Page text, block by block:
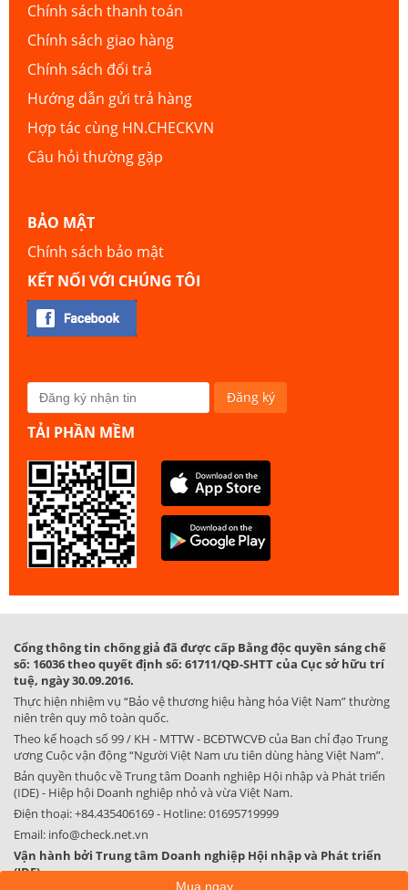
Chính sách thanh toán
Chính sách giao hàng
Chính sách đổi trả
Hướng dẫn gửi trả hàng
Hợp tác cùng HN.CHECKVN
Câu hỏi thường gặp
BẢO MẬT
Chính sách bảo mật
KẾT NỐI VỚI CHÚNG TÔI
TẢI PHẦN MỀM
Cổng thông tin chống giả đã được cấp Bằng độc quyền sáng chế
số: 16036 theo quyết định số: 61711/QĐ-SHTT của Cục sở hữu trí
tuệ, ngày 30.09.2016.
Thực hiện nhiệm vụ “Bảo vệ thương hiệu hàng hóa Việt Nam” thường
niên trên quy mô toàn quốc.
Theo kế hoạch số 99 / KH - MTTW - BCĐTWCVĐ của Ban chỉ đạo Trung
ương Cuộc vận động “Người Việt Nam ưu tiên dùng hàng Việt Nam”.
Bản quyền thuộc về Trung tâm Doanh nghiệp Hội nhập và Phát triển
(IDE) - Hiệp hội Doanh nghiệp nhỏ và vừa Việt Nam.
Điện thoại:+84.435406169- Hotline:01695719999
Email: info@check.net.vn
Vận hành bởi Trung tâm Doanh nghiệp Hội nhập và Phát triển
(IDE)